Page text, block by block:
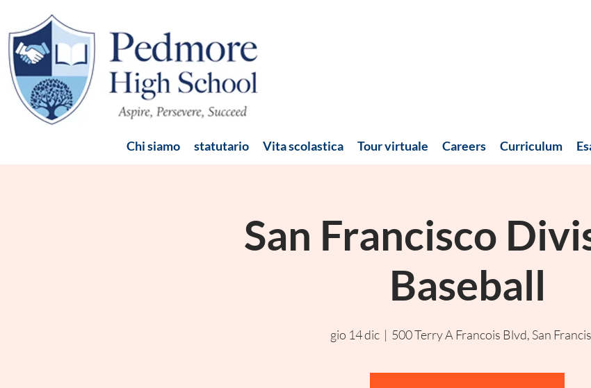
Chi siamo statutario Vita scolastica Tour virtuale Careers Curriculum
San Francisco
Baseball
gio 14 dic
  |
500 Terry A Francois Blvd, San